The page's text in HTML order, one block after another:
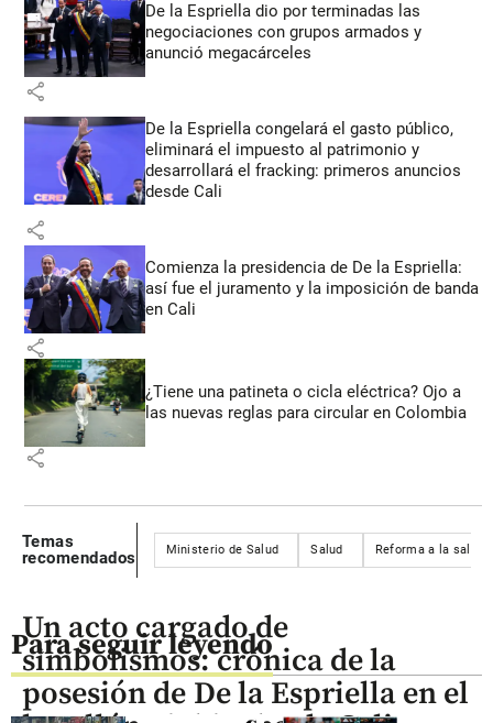
De la Espriella dio por terminadas las
negociaciones con grupos armados y
anunció megacárceles
share
De la Espriella congelará el gasto público,
eliminará el impuesto al patrimonio y
desarrollará el fracking: primeros anuncios
desde Cali
share
Comienza la presidencia de De la Espriella:
así fue el juramento y la imposición de banda
en Cali
share
¿Tiene una patineta o cicla eléctrica? Ojo a
las nuevas reglas para circular en Colombia
share
Temas
recomendados
Ministerio de Salud Salud Reforma a la salud
Para seguir leyendo
Un acto cargado de
simbolismos: crónica de la
posesión de De la Espriella en el